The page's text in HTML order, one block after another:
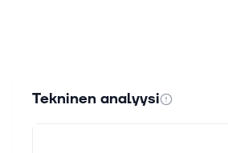
Tekninen analyysi